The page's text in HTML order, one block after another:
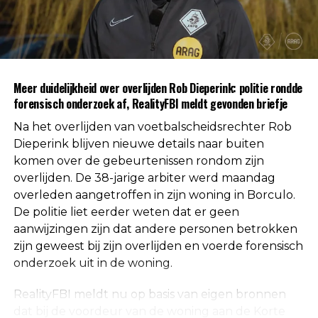
gevonden voor betrokkenheid van andere
personen. Daarmee is die mogelijkheid volgens de
autoriteiten uitgesloten.
worden geen verdere mededelingen gedaan over
de doodsoorzaak.
Een vaste waarde in de Nederlandse
arbitrage
Met het overlijden van Rob Dieperink verliest het
Nederlandse voetbal een scheidsrechter die
jarenlang actief was op het hoogste niveau.
Dieperink begon al op jonge leeftijd met fluiten in
het amateurvoetbal en werkte zich stap voor stap
Meer duidelijkheid over overlijden Rob Dieperink: politie rondde
forensisch onderzoek af, RealityFBI meldt gevonden briefje
Na het overlijden van voetbalscheidsrechter Rob
Dieperink blijven nieuwe details naar buiten
komen over de gebeurtenissen rondom zijn
overlijden. De 38-jarige arbiter werd maandag
overleden aangetroffen in zijn woning in Borculo.
De politie liet eerder weten dat er geen
aanwijzingen zijn dat andere personen betrokken
zijn geweest bij zijn overlijden en voerde forensisch
onderzoek uit in de woning.
RealityFBI meldt nu op basis van eigen bronnen